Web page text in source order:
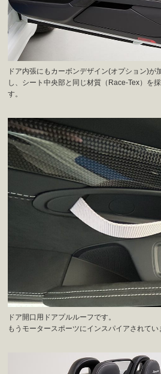
ドア内張にもカーボンデザイン(オプション)が
し、シート中央部と同じ材質（Race-Tex）を
す。
ドア開口用ドアプルルーフです。
もうモータースポーツにインスパイアされてい